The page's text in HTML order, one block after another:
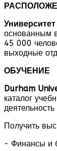
основанным
45 000
выходные
ОБУЧЕНИЕ
Durham
каталог
Получить
- Финансы и